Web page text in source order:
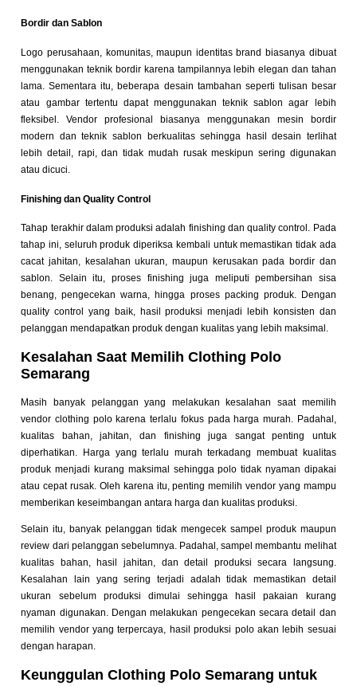
Bordir dan Sablon
Logo perusahaan, komunitas, maupun identitas brand biasanya dibuat
menggunakan teknik bordir karena tampilannya lebih elegan dan tahan
lama. Sementara itu, beberapa desain tambahan seperti tulisan besar
atau gambar tertentu dapat menggunakan teknik sablon agar lebih
fleksibel. Vendor profesional biasanya menggunakan mesin bordir
modern dan teknik sablon berkualitas sehingga hasil desain terlihat
lebih detail, rapi, dan tidak mudah rusak meskipun sering digunakan
atau dicuci.
Finishing dan Quality Control
Tahap terakhir dalam produksi adalah finishing dan quality control. Pada
tahap ini, seluruh produk diperiksa kembali untuk memastikan tidak ada
cacat jahitan, kesalahan ukuran, maupun kerusakan pada bordir dan
sablon. Selain itu, proses finishing juga meliputi pembersihan sisa
benang, pengecekan warna, hingga proses packing produk. Dengan
quality control yang baik, hasil produksi menjadi lebih konsisten dan
pelanggan mendapatkan produk dengan kualitas yang lebih maksimal.
Kesalahan Saat Memilih Clothing Polo
Semarang
Masih banyak pelanggan yang melakukan kesalahan saat memilih
vendor clothing polo karena terlalu fokus pada harga murah. Padahal,
kualitas bahan, jahitan, dan finishing juga sangat penting untuk
diperhatikan. Harga yang terlalu murah terkadang membuat kualitas
produk menjadi kurang maksimal sehingga polo tidak nyaman dipakai
atau cepat rusak. Oleh karena itu, penting memilih vendor yang mampu
memberikan keseimbangan antara harga dan kualitas produksi.
Selain itu, banyak pelanggan tidak mengecek sampel produk maupun
review dari pelanggan sebelumnya. Padahal, sampel membantu melihat
kualitas bahan, hasil jahitan, dan detail produksi secara langsung.
Kesalahan lain yang sering terjadi adalah tidak memastikan detail
ukuran sebelum produksi dimulai sehingga hasil pakaian kurang
nyaman digunakan. Dengan melakukan pengecekan secara detail dan
memilih vendor yang terpercaya, hasil produksi polo akan lebih sesuai
dengan harapan.
Keunggulan Clothing Polo Semarang untuk